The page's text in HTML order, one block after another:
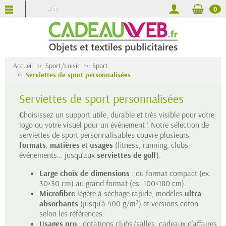
Blog 0
Accueil Sport/Loisir
Sport
Serviettes de sport personnalisées
Serviettes de sport personnalisées
Choisissez un support utile, durable et très visible pour votre
logo ou votre visuel pour un événement ! Notre sélection de
serviettes de sport personnalisables couvre plusieurs
formats, matières et usages (fitness, running, clubs,
événements… jusqu’aux serviettes de golf).
Large choix de dimensions : du format compact (ex.
30×30 cm) au grand format (ex. 100×180 cm).
Microfibre légère à séchage rapide, modèles ultra-
absorbants (jusqu’à 400 g/m²) et versions coton
selon les références.
Usages pro : dotations clubs/salles, cadeaux d’affaires